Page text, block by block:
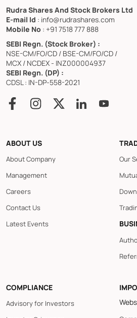
Rudra Shares And Stock Brokers Ltd
E-mail Id : info@rudrashares.com
Mobile No : +91 7518 777 888
SEBI Regn. (Stock Broker) :
NSE-CM/FO/CD / BSE-CM/FO/CD /
MCX / NCDEX - INZ000004937
SEBI Regn. (DP) :
CDSL : IN-DP-558-2021
ABOUT US
About Company
Management
Careers
Contact Us
Latest Events
Our
COMPLIANCE
Advisory for Investors